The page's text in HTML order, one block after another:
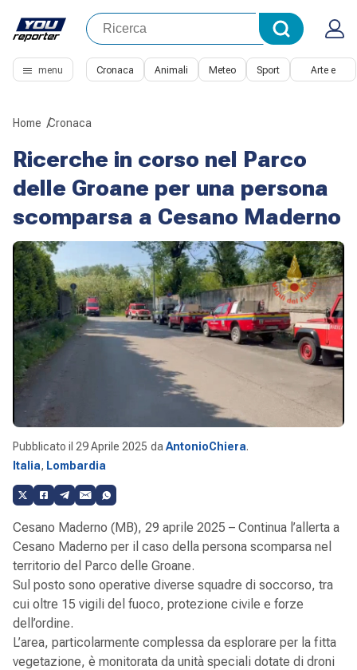
menu Cronaca Animali Meteo Sport Arte e
Home Cronaca
Ricerche in corso nel Parco
delle Groane per una persona
scomparsa a Cesano Maderno
Pubblicato il 29 Aprile 2025 da AntonioChiera.
Italia, Lombardia
Cesano Maderno (MB), 29 aprile 2025 – Continua l’allerta a
Cesano Maderno per il caso della persona scomparsa nel
territorio del Parco delle Groane.
Sul posto sono operative diverse squadre di soccorso, tra
cui oltre 15 vigili del fuoco, protezione civile e forze
dell’ordine.
L’area, particolarmente complessa da esplorare per la fitta
vegetazione, è monitorata da unità speciali dotate di droni